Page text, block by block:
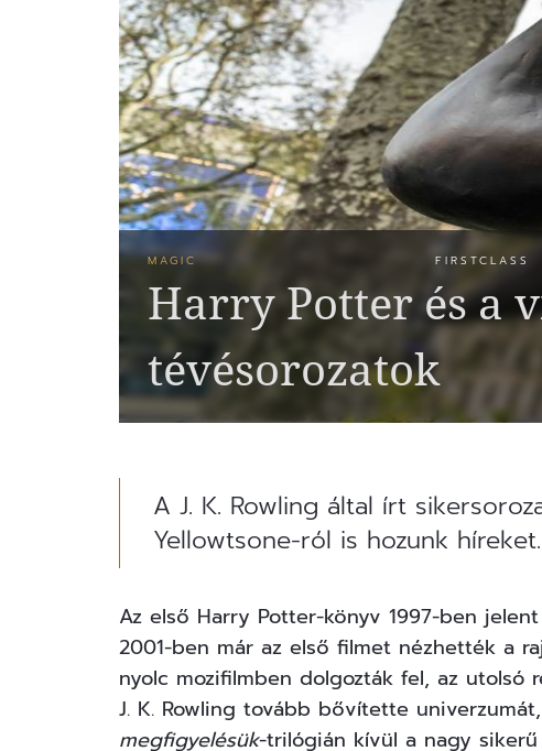
MAGIC FIRSTCLASS
Harry Potter és a
tévésorozatok
A J. K. Rowling által írt
Yellowtsone-ról is hozunk híreket.
Az első Harry Potter-könyv 1997-ben
2001-ben már az első filmet nézhették a
nyolc mozifilmben dolgozták fel, az utolsó
J. K. Rowling tovább bővítette
megfigyelésük-trilógián kívül a nagy sikerű